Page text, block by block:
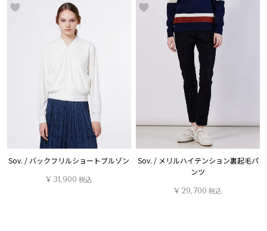
Sov. / バックフリルショートブルゾン
¥ 31,900 税込
Sov. / メリルハイテンション裏起毛パ
ンツ
¥ 29,700 税込